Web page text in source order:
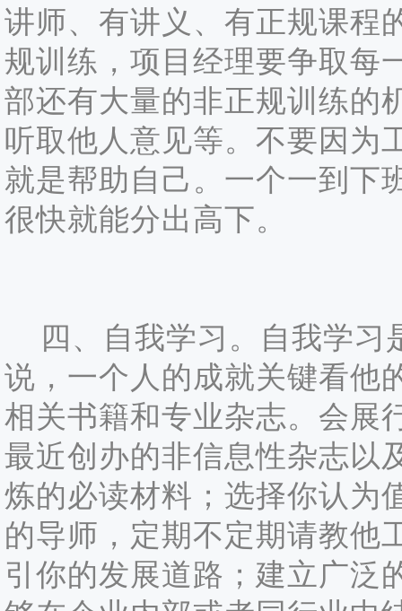
讲师、有讲义、有正规课程
规训练，项目经理要争取每
部还有大量的非正规训练的
听取他人意见等。不要因为
就是帮助自己。一个一到下
很快就能分出高下。
四、自我学习。自我学习
说，一个人的成就关键看他
相关书籍和专业杂志。会展
最近创办的非信息性杂志以
炼的必读材料；选择你认为
的导师，定期不定期请教他
引你的发展道路；建立广泛